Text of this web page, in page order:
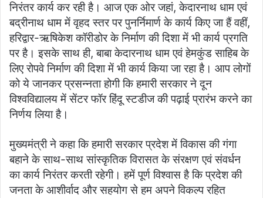
निरंतर कार्य कर रही है। आज एक ओर जहां, केदारनाथ धाम एवं
बद्रीनाथ धाम में वृहद स्तर पर पुनर्निमार्ण के कार्य किए जा हैं वहीं,
हरिद्वार-ऋषिकेश कॉरीडोर के निर्माण की दिशा में भी कार्य प्रगति
पर है। इसके साथ ही, बाबा केदारनाथ धाम एवं हेमकुंड साहिब के
लिए रोपवे निर्माण की दिशा में भी कार्य किया जा रहा है। आप लोगों
को ये जानकर प्रसन्नता होगी कि हमारी सरकार ने दून
विश्वविद्यालय में सेंटर फॉर हिंदू स्टडीज की पढ़ाई प्रारंभ करने का
निर्णय लिया है।
मुख्यमंत्री ने कहा कि हमारी सरकार प्रदेश में विकास की गंगा
बहाने के साथ-साथ सांस्कृतिक विरासत के संरक्षण एवं संवर्धन
का कार्य निरंतर करती रहेगी। हमें पूर्ण विश्वास है कि प्रदेश की
जनता के आशीर्वाद और सहयोग से हम अपने विकल्प रहित